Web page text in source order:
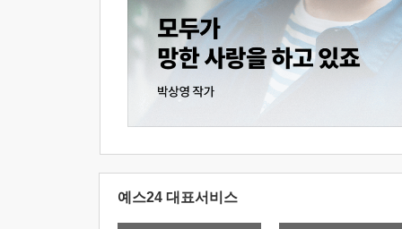
예스24 대표서비스